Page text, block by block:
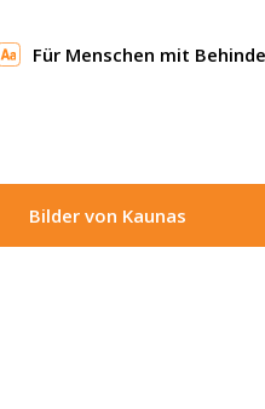
Für Menschen mit
Bilder von Kaunas